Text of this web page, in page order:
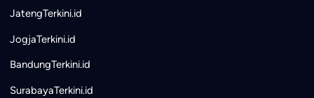
JatengTerkini.id
JogjaTerkini.id
BandungTerkini.id
SurabayaTerkini.id